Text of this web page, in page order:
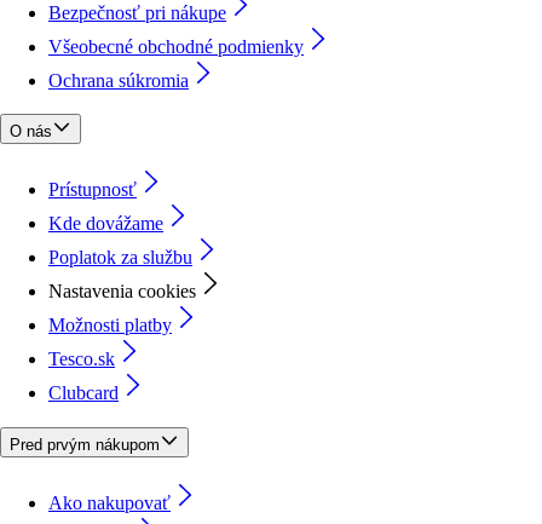
Bezpečnosť pri nákupe
Všeobecné obchodné podmienky
Ochrana súkromia
O nás
Prístupnosť
Kde dovážame
Poplatok za službu
Nastavenia cookies
Možnosti platby
Tesco.sk
Clubcard
Pred prvým nákupom
Ako nakupovať